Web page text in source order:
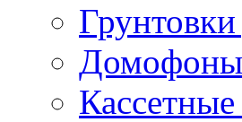
Домофоны